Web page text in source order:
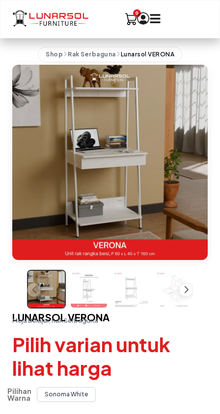
Shop Rak Serbaguna Lunarsol VERONA
LUNARSOL VERONA
Meja Belajar, Rak Serbaguna
Pilih varian untuk
lihat harga
Pilihan
Warna Sonoma White